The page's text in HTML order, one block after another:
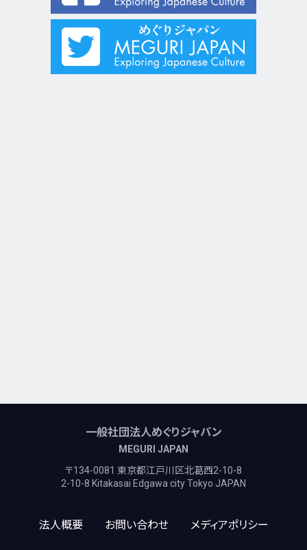
一般社団法人めぐりジャパン
MEGURI JAPAN
〒134-0081 東京都江戸川区北葛西2-10-8
2-10-8 Kitakasai Edgawa city Tokyo JAPAN
法人概要 お問い合わせ メディアポリシー